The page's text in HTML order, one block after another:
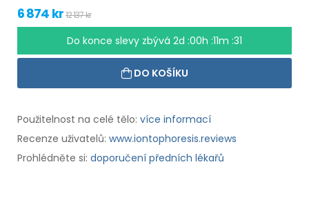
6 874 kr12 137 kr
Do konce slevy zbývá 2d :00h :11m :30
DO KOŠÍKU
Použitelnost na celé tělo: více informací
Recenze uživatelů: www.iontophoresis.reviews
Prohlédněte si: doporučení předních lékařů